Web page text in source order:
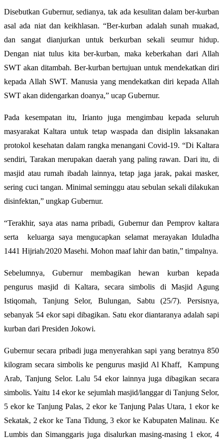
Disebutkan Gubernur, sedianya, tak ada kesulitan dalam ber-kurban
asal ada niat dan keikhlasan. “Ber-kurban adalah sunah muakad,
dan sangat dianjurkan untuk berkurban sekali seumur hidup.
Dengan niat tulus kita ber-kurban, maka keberkahan dari Allah
SWT akan ditambah. Ber-kurban bertujuan untuk mendekatkan diri
kepada Allah SWT. Manusia yang mendekatkan diri kepada Allah
SWT akan didengarkan doanya,” ucap Gubernur.
Pada kesempatan itu, Irianto juga mengimbau kepada seluruh
masyarakat Kaltara untuk tetap waspada dan disiplin laksanakan
protokol kesehatan dalam rangka menangani Covid-19. “Di Kaltara
sendiri, Tarakan merupakan daerah yang paling rawan. Dari itu, di
masjid atau rumah ibadah lainnya, tetap jaga jarak, pakai masker,
sering cuci tangan. Minimal seminggu atau sebulan sekali dilakukan
disinfektan,” ungkap Gubernur.
“Terakhir, saya atas nama pribadi, Gubernur dan Pemprov kaltara
serta keluarga saya mengucapkan selamat merayakan Iduladha
1441 Hijriah/2020 Masehi. Mohon maaf lahir dan batin,” timpalnya.
Sebelumnya, Gubernur membagikan hewan kurban kepada
pengurus masjid di Kaltara, secara simbolis di Masjid Agung
Istiqomah, Tanjung Selor, Bulungan, Sabtu (25/7). Persisnya,
sebanyak 54 ekor sapi dibagikan. Satu ekor diantaranya adalah sapi
kurban dari Presiden Jokowi.
Gubernur secara pribadi juga menyerahkan sapi yang beratnya 850
kilogram secara simbolis ke pengurus masjid Al Khaff, Kampung
Arab, Tanjung Selor. Lalu 54 ekor lainnya juga dibagikan secara
simbolis. Yaitu 14 ekor ke sejumlah masjid/langgar di Tanjung Selor,
5 ekor ke Tanjung Palas, 2 ekor ke Tanjung Palas Utara, 1 ekor ke
Sekatak, 2 ekor ke Tana Tidung, 3 ekor ke Kabupaten Malinau. Ke
Lumbis dan Simanggaris juga disalurkan masing-masing 1 ekor, 4